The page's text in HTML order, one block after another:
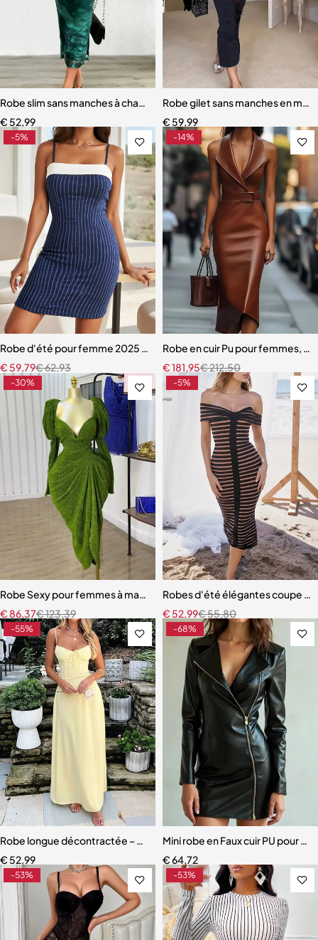
Robe slim sans manches à changement de couleur progressive,
€ 52,99
Robe gilet sans manches en
€ 59,99
-5%
Robe d'été pour femme 2025 confortable et chic rayures
€62,93
€ 59,79
-14%
Robe en cuir Pu pour femmes,
€212,50
€181,95
-30%
Robe Sexy pour femmes à manches longues sans bretelles froncé
€123,39
€ 86,37
-5%
Robes d'été élégantes coupe
€55,80
€ 52,99
-55%
Robe longue décontractée – Style estival élégant pour femme
€ 52,99
-68%
Mini robe en Faux cuir PU pour
€64,72
-53% -53%